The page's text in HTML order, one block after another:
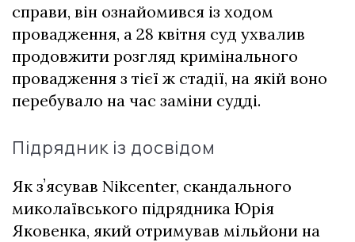
справи, він ознайомився із ходом
провадження, а 28 квітня суд ухвалив
продовжити розгляд кримінального
провадження з тієї ж стадії, на якій воно
перебувало на час заміни судді.
Підрядник із досвідом
Як зʼясував Nikcenter, скандального
миколаївського підрядника Юрія
Яковенка, який отримував мільйони на